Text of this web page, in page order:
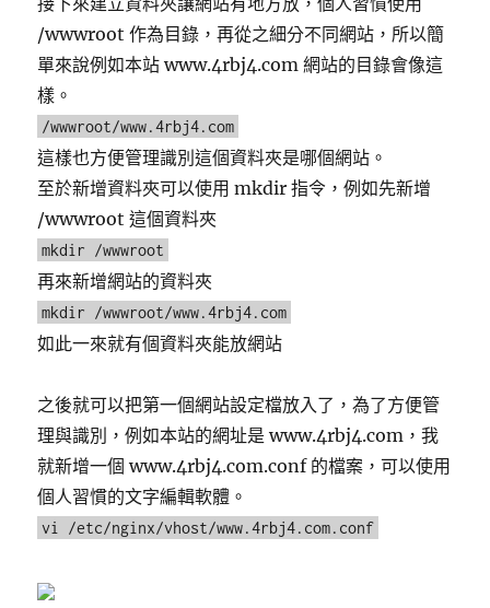
/wwwroot 作為目錄，再從之細分不同網站，所以簡
單來說例如本站 www.4rbj4.com 網站的目錄會像這
樣。
/wwwroot/www.4rbj4.com
這樣也方便管理識別這個資料夾是哪個網站。
至於新增資料夾可以使用 mkdir 指令，例如先新增
/wwwroot 這個資料夾
mkdir /wwwroot
再來新增網站的資料夾
mkdir /wwwroot/www.4rbj4.com
如此一來就有個資料夾能放網站
之後就可以把第一個網站設定檔放入了，為了方便管
理與識別，例如本站的網址是 www.4rbj4.com，我
就新增一個 www.4rbj4.com.conf 的檔案，可以使用
個人習慣的文字編輯軟體。
vi /etc/nginx/vhost/www.4rbj4.com.conf